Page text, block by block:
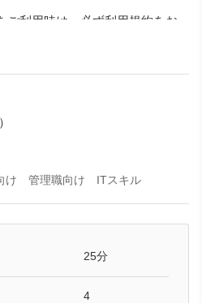
ご利用時は、必ず利用規約をお
け 管理職向け ITスキル
25分
4